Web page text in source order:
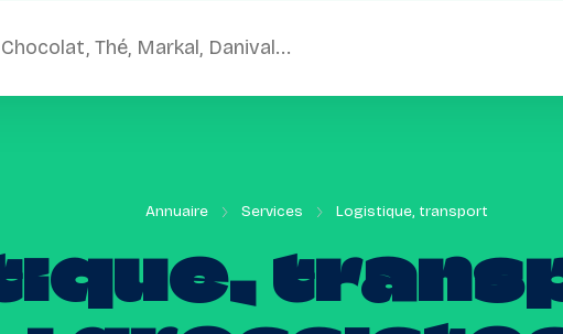
Annuaire Services Logistique, transport